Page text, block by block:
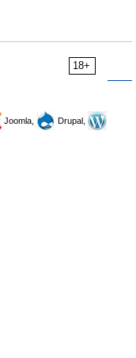
18+
Joomla,
Drupal,